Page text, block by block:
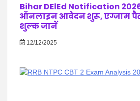
Bihar DElEd Notification
ऑनलाइन आवेदन शुरू, एग्जाम
शुल्क जानें
12/12/2025